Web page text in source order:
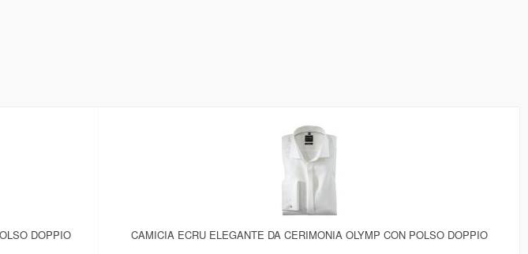
DOPPIO CAMICIA ECRU ELEGANTE DA CERIMONIA OLYMP CON POLSO DOPPIO